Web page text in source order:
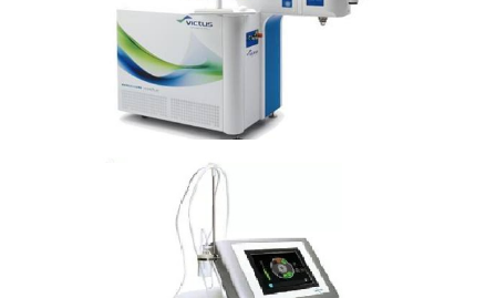
博士伦Victus飞秒激光白内障
UCP青光眼超声治疗设备